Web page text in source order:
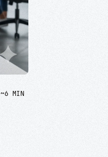
~6 MIN